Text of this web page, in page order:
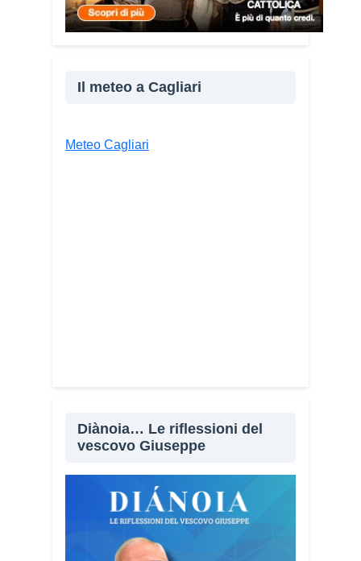
Facebook X
E-mail Stampa
Il meteo a Cagliari
Meteo Cagliari
Diànoia… Le riflessioni del
vescovo Giuseppe